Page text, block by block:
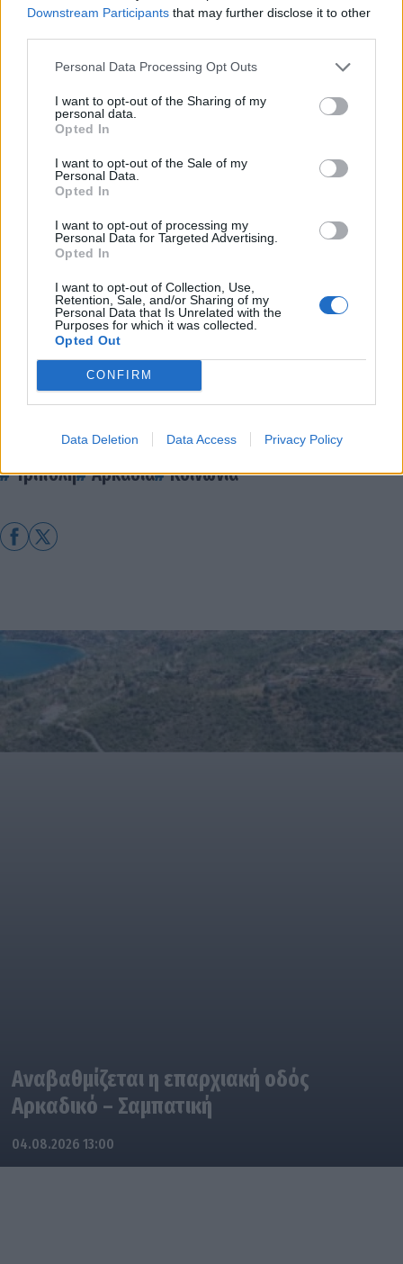
Downstream Participants that may further disclose it to other
Personal Data Processing Opt Outs
I want to opt-out of the Sharing of my
personal data.
Opted In
I want to opt-out of the Sale of my
Personal Data.
Opted In
I want to opt-out of processing my
Personal Data for Targeted Advertising.
Opted In
I want to opt-out of Collection, Use,
Retention, Sale, and/or Sharing of my
Personal Data that Is Unrelated with the
Purposes for which it was collected.
Opted Out
CONFIRM
Data Deletion Data Access Privacy Policy
Ζητάμε άμεσα συνάντηση με το Δήμαρχο Τρίπολης,
εργαζόμενος να μην χάσει τη δουλειά του.
Διάβασε σχετικά
Και το Σωματείο Εργαζομένων στην Αρκαδία
στην Αντιιμπεριαλιστική συγκέντρωση της
Τρίπολης
Στη συγκέντρωση της 22ας Μαρτίου και το
Σωματείο Εργαζομένων Αρκαδίας
Θερινό... σινεμά στον παλιό σιδηροδρομικό
σταθμό Τρίπολης
Τρίπολη Αρκαδία Κοινωνία
Αναβαθμίζεται η επαρχιακή οδός
Αρκαδικό – Σαμπατική
04.08.2026 13:00